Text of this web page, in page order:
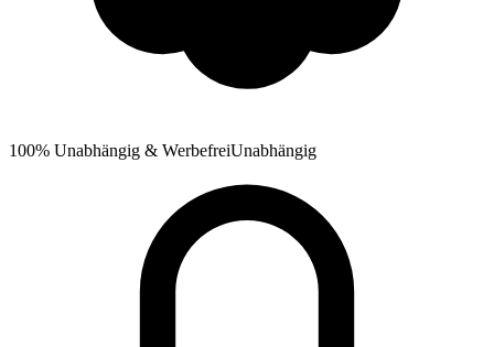
100% Unabhängig & WerbefreiUnabhängig